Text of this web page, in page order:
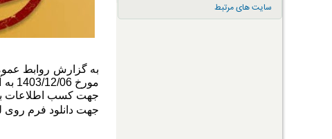
سایت های مرتبط
به گزارش روابط
جهت کسب اطلاعات بیشتر با شماره
جهت دانلود فرم روی